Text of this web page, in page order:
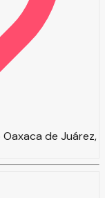
de Juárez,